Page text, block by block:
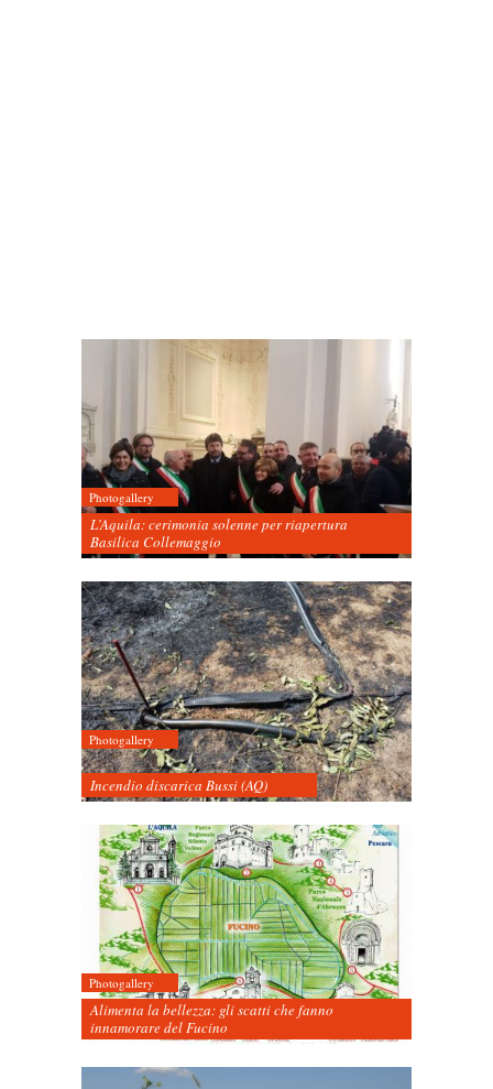
Photogallery
L’Aquila: cerimonia solenne per riapertura
Basilica Collemaggio
Photogallery
Incendio discarica Bussi (AQ)
Photogallery
Alimenta la bellezza: gli scatti che fanno
innamorare del Fucino